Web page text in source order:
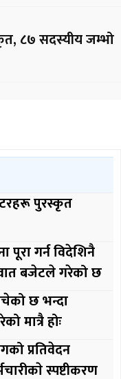
८७ सदस्यीय जम्भो
पुरस्कृत
गर्न विदेशिनै
बजेटले गरेको छ
छ भन्दा
मात्रै होः
प्रतिवेदन
स्पष्टीकरण